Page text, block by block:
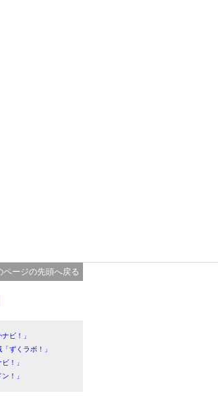
ージの先頭へ戻る
ビ！」
ずくラボ！」
！」
！」